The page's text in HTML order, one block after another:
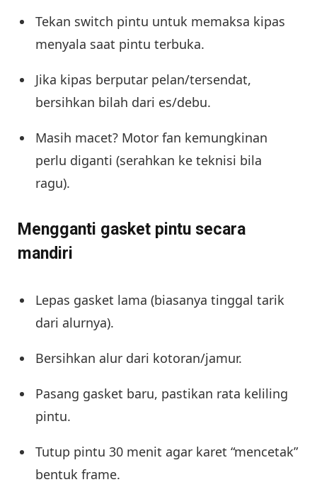
Tekan switch pintu untuk memaksa kipas
menyala saat pintu terbuka.
Jika kipas berputar pelan/tersendat,
bersihkan bilah dari es/debu.
Masih macet? Motor fan kemungkinan
perlu diganti (serahkan ke teknisi bila
ragu).
Mengganti gasket pintu secara
mandiri
Lepas gasket lama (biasanya tinggal tarik
dari alurnya).
Bersihkan alur dari kotoran/jamur.
Pasang gasket baru, pastikan rata keliling
pintu.
Tutup pintu 30 menit agar karet “mencetak”
bentuk frame.